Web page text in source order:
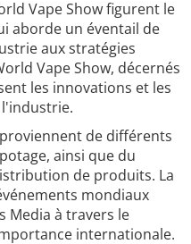
Vape Show figurent le
aborde un éventail de
aux stratégies
Vape Show, décernés
les innovations et les
de différents
ainsi que du
de produits. La
mondiaux
Media à travers le
internationale.